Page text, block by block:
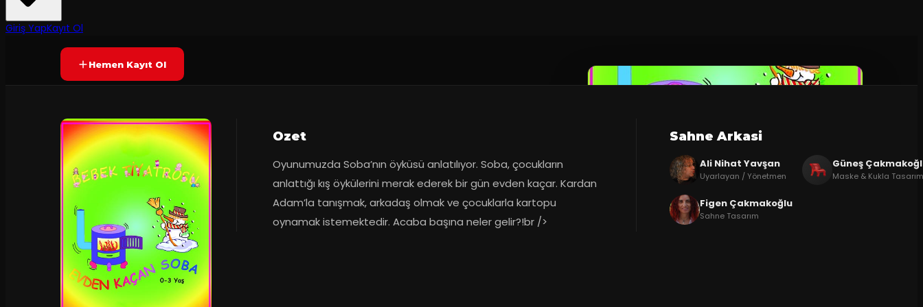
Giriş YapKayıt OlYAKINDA
Hemen Kayıt Ol
Ozet
Oyunumuzda Soba’nın öyküsü anlatılıyor. Soba, çocukların
anlattığı kış öykülerini merak ederek bir gün evden kaçar. Kardan
Adam’la tanışmak, arkadaş olmak ve çocuklarla kartopu
oynamak istemektedir. Acaba başına neler gelir?!br />
Sahne Arkasi
Ali Nihat Yavşan
Uyarlayan / Yönetmen
Güneş
Maske & Kukla
Figen Çakmakoğlu
Sahne Tasarım